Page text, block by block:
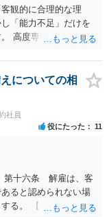
。 事件終了後、顧問
は、儲かるためでは
の現在及び今後の戦
測されます。 ＞②原告
希望しております。
判を引き延ばしてい
に執着があるというこ
ら、時間がかかった
あまりありません。
ことであれば、バッ
たりません。 つまり
ではなく、上記、顧
面も、矛盾だらけの
メです。担当役員の
ーリー性もありませ
実経験者が述べたこと
観的に合理的な理
「能力不足」だけを
高度専門職であって
えないと、裁判所は
のため、「能力不
たせず、まず裁判に
。 ご質問者様のイメ
」、客観性・合理性
められるハードルは
で解雇するときは、
たる注意・指導・教
どをしっかり記録し
て高いです。
についての相
社員
役にたった 11
第十六条 解雇は、客
ると認められない場
る。 【ご質問１に対